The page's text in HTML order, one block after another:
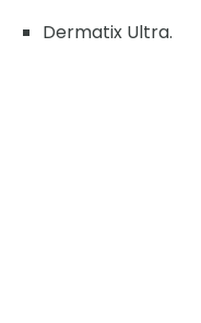
Dermatix Ultra.